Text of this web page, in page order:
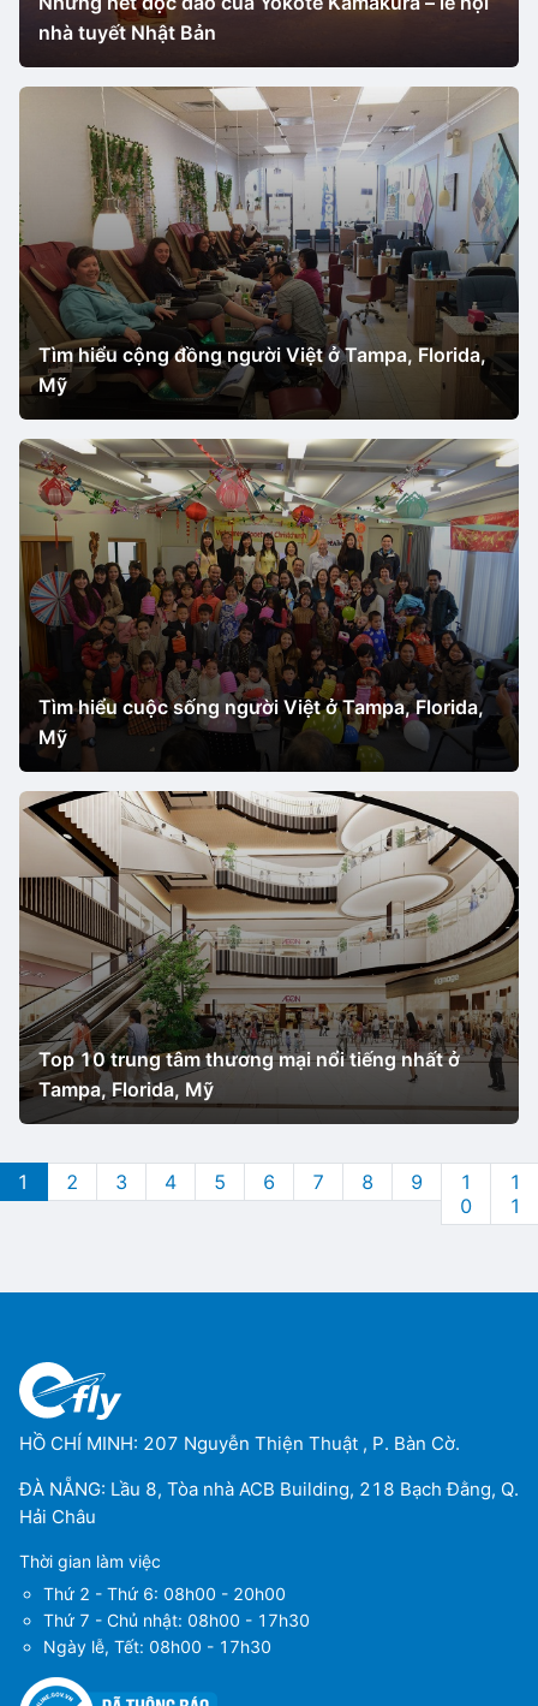
nhà tuyết Nhật Bản
Tìm hiểu cộng đồng người Việt ở Tampa, Florida,
Mỹ
Tìm hiểu cuộc sống người Việt ở Tampa, Florida,
Mỹ
Top 10 trung tâm thương mại nổi tiếng nhất ở
Tampa, Florida, Mỹ
1 2 3 4 5 6 7 8 9
1
0
1
1
HỒ CHÍ MINH: 207 Nguyễn Thiện Thuật , P. Bàn Cờ.
ĐÀ NẴNG: Lầu 8, Tòa nhà ACB Building, 218 Bạch Đằng, Q.
Hải Châu
Thời gian làm việc
Thứ 2 - Thứ 6: 08h00 - 20h00
Thứ 7 - Chủ nhật: 08h00 - 17h30
Ngày lễ, Tết: 08h00 - 17h30